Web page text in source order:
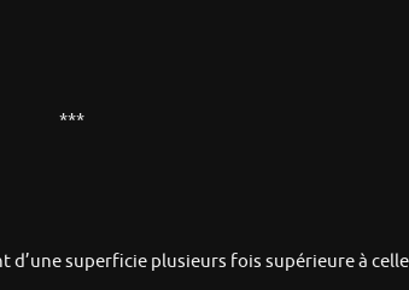
***
superficie plusieurs fois supérieure à